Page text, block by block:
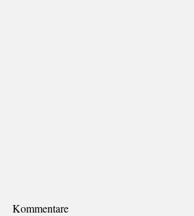
Kommentare